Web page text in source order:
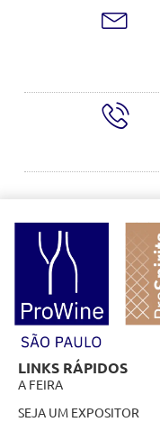
LINKS RÁPIDOS
A FEIRA
SEJA UM EXPOSITOR